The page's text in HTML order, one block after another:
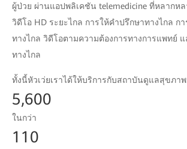
ผู้ป่วย ผ่านแอปพลิเคชัน telemedicine ที่หลากหล
วิดีโอ HD ระยะไกล การให้คำปรึกษาทางไกล ก
ทางไกล วิดีโอตามความต้องการทางการแพทย์
ทางไกล
ทั้งนี้หัวเว่ยเราได้ให้บริการกับสถาบันดูแลสุขภา
5,600
ในกว่า
110